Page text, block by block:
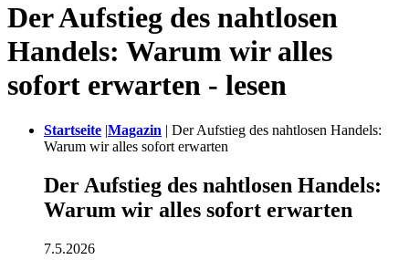
Der Aufstieg des nahtlosen
Handels: Warum wir alles
sofort erwarten - lesen
Startseite |Magazin | Der Aufstieg des nahtlosen Handels:
Warum wir alles sofort erwarten
Der Aufstieg des nahtlosen Handels:
Warum wir alles sofort erwarten
7.5.2026